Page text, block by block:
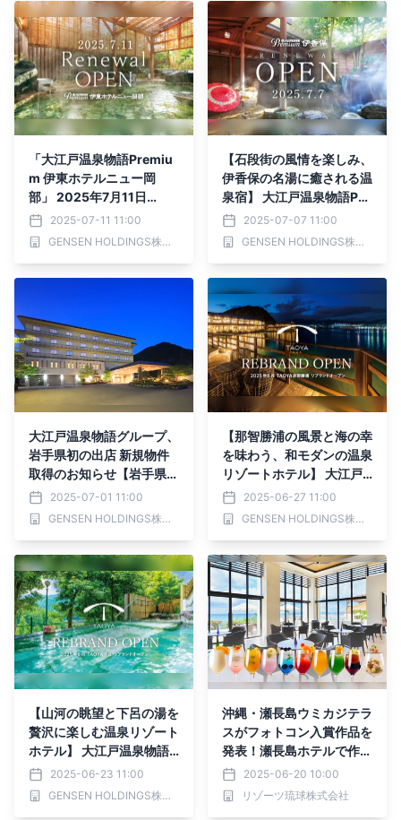
「大江戸温泉物語Premiu
m 伊東ホテルニュー岡
部」 2025年7月11日
（金）リニューアルオープ
ン
2025-07-11 11:00
GENSEN HOLDINGS株式会社
【石段街の風情を楽しみ、
伊香保の名湯に癒される温
泉宿】 大江戸温泉物語Pre
mium 伊香保 2025年7月7
日リニューアルオープン
2025-07-07 11:00
GENSEN HOLDINGS株式会社
大江戸温泉物語グループ、
岩手県初の出店 新規物件
取得のお知らせ【岩手県
花巻市】2025-07-01 11:00
GENSEN HOLDINGS株式会社
【那智勝浦の風景と海の幸
を味わう、和モダンの温泉
リゾートホテル】 大江戸
温泉物語が展開する「TAO
YA」ブランド 「TAOYA那
智勝浦」が2025年6月29
ン
2025-06-27 11:00
GENSEN HOLDINGS株式会社
【山河の眺望と下呂の湯を
贅沢に楽しむ温泉リゾート
ホテル】 大江戸温泉物語
グループが展開する「TAO
YA」ブランド 「TAOYA下
呂」が2025年6月23日
2025-06-23 11:00
GENSEN HOLDINGS株式会社
沖縄・瀬長島ウミカジテラ
スがフォトコン入賞作品を
発表！瀬長島ホテルで作品
展示＆ラウンジで”想いを
彩る”9色ドリンクと夏ス
イーツを提供
2025-06-20 10:00
リゾーツ琉球株式会社